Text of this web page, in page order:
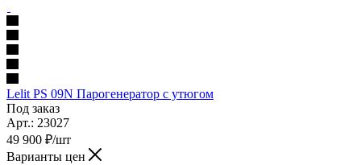
Lelit PS 09N Парогенератор с утюгом
Под заказ
Арт.: 23027
49 900 ₽/шт
Варианты цен